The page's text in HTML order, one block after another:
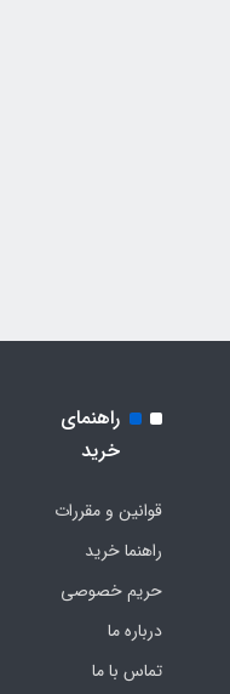
راهنمای
خرید
قوانین و مقررات
راهنما خرید
حریم خصوصی
درباره ما
تماس با ما